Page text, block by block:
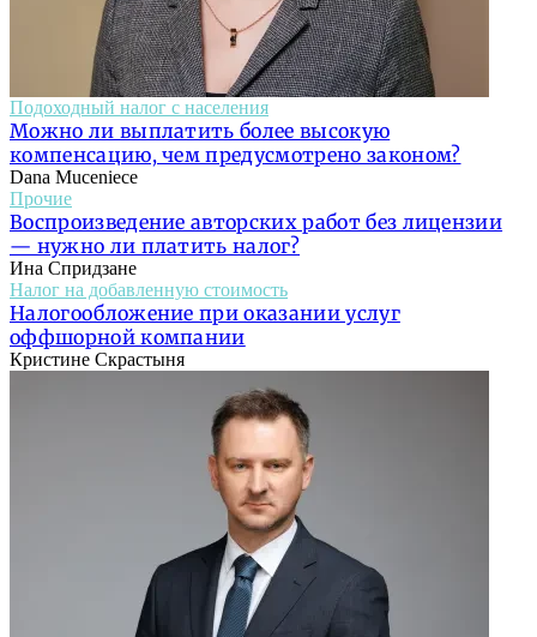
Подоходный налог с населения
Можно ли выплатить более высокую
компенсацию, чем предусмотрено законом?
Dana Muceniece
Прочие
Воспроизведение авторских работ без лицензии
— нужно ли платить налог?
Ина Спридзане
Налог на добавленную стоимость
Налогообложение при оказании услуг
оффшорной компании
Кристине Скрастыня